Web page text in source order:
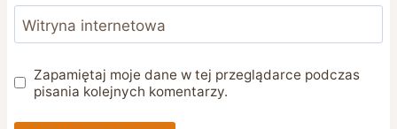
Witryna internetowa
Zapamiętaj moje dane w tej przeglądarce podczas
pisania kolejnych komentarzy.